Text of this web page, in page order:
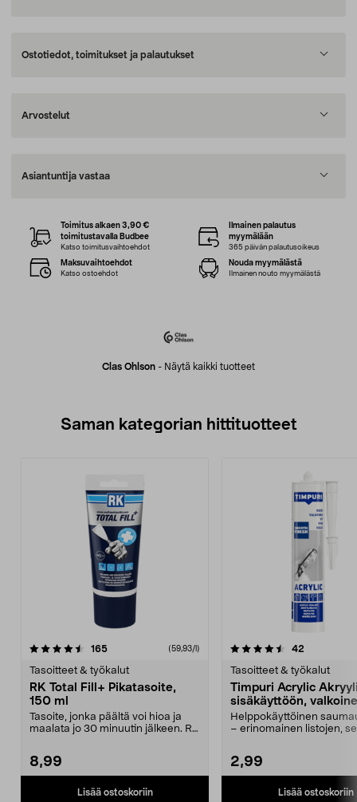
Ostotiedot, toimitukset ja palautukset
Arvostelut
Asiantuntija vastaa
Clas Ohlson - Näytä kaikki tuotteet
Toimitus alkaen 3,90 €
toimitustavalla Budbee
Katso toimitusvaihtoehdot
Ilmainen palautus
myymälään
365 päivän palautusoikeus
Maksuvaihtoehdot
Katso ostoehdot
Nouda myymälästä
Ilmainen nouto myymälästä
Saman kategorian hittituotteet
165arvostelut (59,93/l)
Tasoitteet & työkalut
RK Total Fill+ Pikatasoite,
150 ml
Tasoite, jonka päältä voi hioa ja
maalata jo 30 minuutin jälkeen. RK
8,99
Lisää ostoskoriin
4.5 viidestä
42
Tasoitteet & työkalut
Timpuri Acrylic
sisäkäyttöön,
ml
Helppokäyttöinen
– erinomainen listojen,
2,99
Lisää ostoskoriin
4.5 viidestä